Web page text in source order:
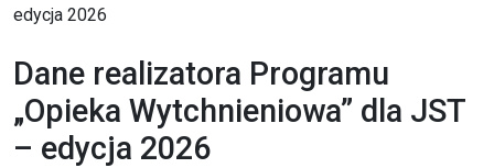
edycja 2026
Dane realizatora Programu
„Opieka Wytchnieniowa” dla JST
– edycja 2026